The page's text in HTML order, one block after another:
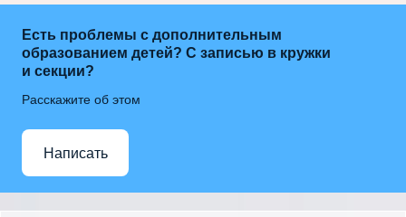
Есть проблемы с дополнительным
образованием детей? С записью в кружки
и секции?
Расскажите об этом
Написать